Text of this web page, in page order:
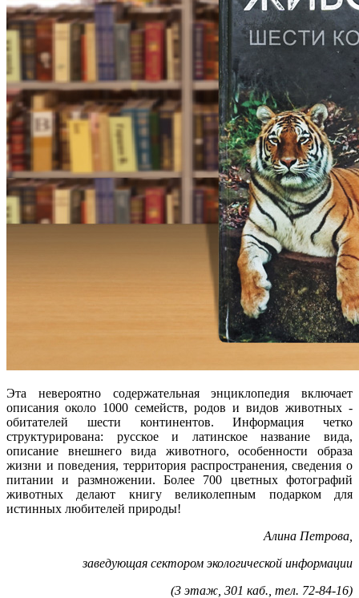
Эта невероятно содержательная энциклопедия включает
описания около 1000 семейств, родов и видов животных -
обитателей шести континентов. Информация четко
структурирована: русское и латинское название вида,
описание внешнего вида животного, особенности образа
жизни и поведения, территория распространения, сведения о
питании и размножении. Более 700 цветных фотографий
животных делают книгу великолепным подарком для
истинных любителей природы!
Алина Петрова,
заведующая сектором экологической информации
(3 этаж, 301 каб., тел. 72-84-16)